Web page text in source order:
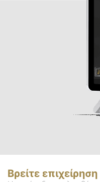
Βρείτε επιχείρηση